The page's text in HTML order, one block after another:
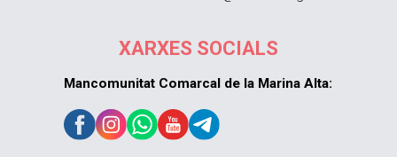
XARXES SOCIALS
Mancomunitat Comarcal de la Marina Alta: